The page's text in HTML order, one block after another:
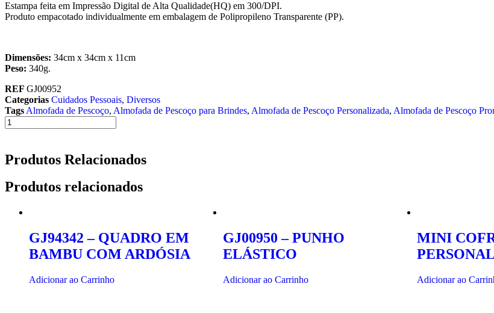
Estampa feita em Impressão Digital de Alta Qualidade(HQ) em 300/DPI.
Produto empacotado individualmente em embalagem de Polipropileno Transparente (PP).
Dimensões: 34cm x 34cm x 11cm
Peso: 340g.
REF GJ00952
Categorias Cuidados Pessoais, Diversos
Tags Almofada de Pescoço, Almofada de Pescoço para Brindes, Almofada de Pescoço Personalizada, Almofada de Pescoço
Produtos Relacionados
Produtos relacionados
GJ94342 – QUADRO EM
BAMBU COM ARDÓSIA
Adicionar ao Carrinho
GJ00950 – PUNHO
ELÁSTICO
Adicionar ao Carrinho
MINI
Adicionar ao